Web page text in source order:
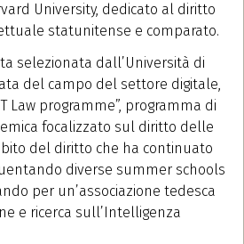
University, dedicato al diritto
statunitense e comparato.
selezionata dall’Università di
del campo del settore digitale,
Law programme”, programma di
focalizzato sul diritto delle
del diritto che ha continuato
diverse summer schools
per un’associazione tedesca
e ricerca sull’Intelligenza